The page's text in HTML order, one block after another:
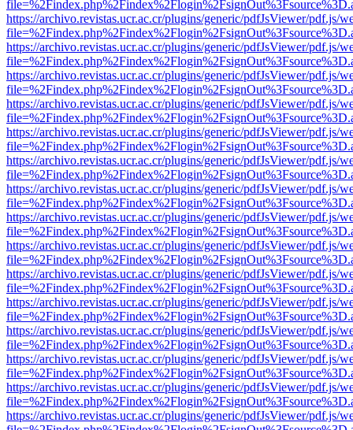
https://archivo.revistas.ucr.ac.cr/plugins/generic/pdfJsViewer/pdf.js/
https://archivo.revistas.ucr.ac.cr/plugins/generic/pdfJsViewer/pdf.js/
https://archivo.revistas.ucr.ac.cr/plugins/generic/pdfJsViewer/pdf.js/
https://archivo.revistas.ucr.ac.cr/plugins/generic/pdfJsViewer/pdf.js/
https://archivo.revistas.ucr.ac.cr/plugins/generic/pdfJsViewer/pdf.js/
https://archivo.revistas.ucr.ac.cr/plugins/generic/pdfJsViewer/pdf.js/
https://archivo.revistas.ucr.ac.cr/plugins/generic/pdfJsViewer/pdf.js/
https://archivo.revistas.ucr.ac.cr/plugins/generic/pdfJsViewer/pdf.js/
https://archivo.revistas.ucr.ac.cr/plugins/generic/pdfJsViewer/pdf.js/
https://archivo.revistas.ucr.ac.cr/plugins/generic/pdfJsViewer/pdf.js/
https://archivo.revistas.ucr.ac.cr/plugins/generic/pdfJsViewer/pdf.js/
https://archivo.revistas.ucr.ac.cr/plugins/generic/pdfJsViewer/pdf.js/
https://archivo.revistas.ucr.ac.cr/plugins/generic/pdfJsViewer/pdf.js/
https://archivo.revistas.ucr.ac.cr/plugins/generic/pdfJsViewer/pdf.js/
https://archivo.revistas.ucr.ac.cr/plugins/generic/pdfJsViewer/pdf.js/